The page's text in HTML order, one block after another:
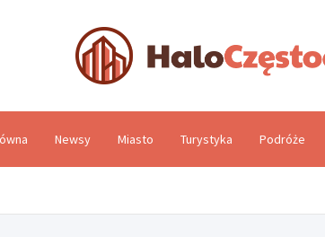
Newsy Miasto Turystyka Podróże